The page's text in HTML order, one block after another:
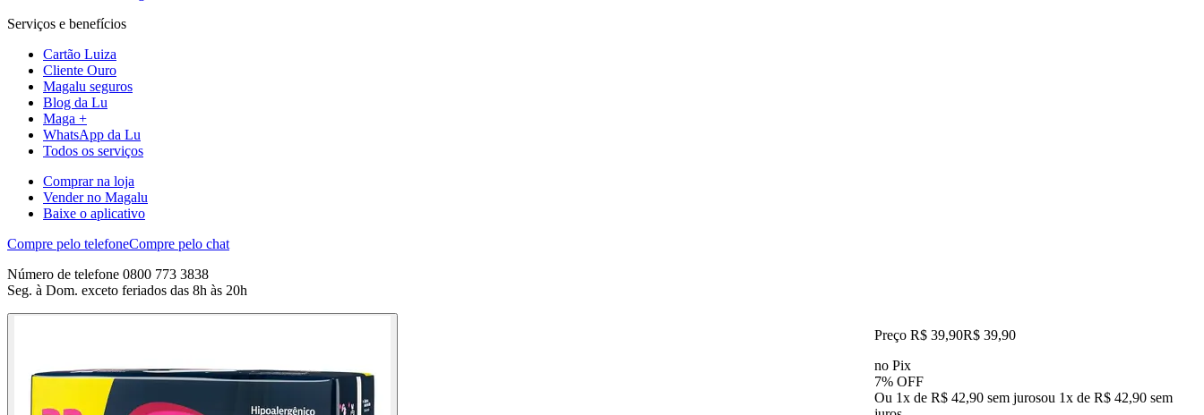
Serviços e benefícios
Cartão Luiza
Cliente Ouro
Magalu seguros
Blog da Lu
Maga +
WhatsApp da Lu
Todos os serviços
Comprar na loja
Vender no Magalu
Baixe o aplicativo
Compre pelo telefoneCompre pelo chat
Número de telefone 0800 773 3838
Seg. à Dom. exceto feriados das 8h às 20h
Preço R$ 39,90R$ 39,90
no Pix
7% OFF
Ou 1x de R$ 42,90 sem jurosou 1x de R$ 42,90 sem